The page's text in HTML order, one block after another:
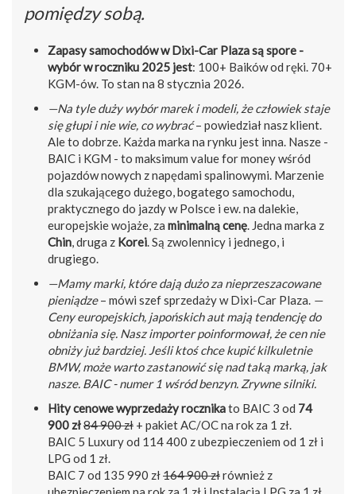
pomiędzy sobą.
Zapasy samochodów w Dixi-Car Plaza są spore -
wybór w roczniku 2025 jest: 100+ Baików od ręki. 70+
KGM-ów. To stan na 8 stycznia 2026.
—Na tyle duży wybór marek i modeli, że człowiek staje
się głupi i nie wie, co wybrać– powiedział nasz klient.
Ale to dobrze. Każda marka na rynku jest inna. Nasze -
BAIC i KGM - to maksimum value for money wśród
pojazdów nowych z napędami spalinowymi. Marzenie
dla szukającego dużego, bogatego samochodu,
praktycznego do jazdy w Polsce i ew. na dalekie,
europejskie wojaże, za minimalną cenę. Jedna marka z
Chin, druga z Korei. Są zwolennicy i jednego, i
drugiego.
—Mamy marki, które dają dużo za nieprzeszacowane
pieniądze– mówi szef sprzedaży w Dixi-Car Plaza. —
Ceny europejskich, japońskich aut mają tendencję do
obniżania się. Nasz importer poinformował, że cen nie
obniży już bardziej. Jeśli ktoś chce kupić kilkuletnie
BMW, może warto zastanowić się nad taką marką, jak
nasze. BAIC - numer 1 wśród benzyn. Zrywne silniki.
Hity cenowe wyprzedaży rocznikato BAIC 3 od 74
900 zł84 900 zł + pakiet AC/OC na rok za 1 zł.
BAIC 5 Luxury od 114 400 z ubezpieczeniem od 1 zł i
LPG od 1 zł.
BAIC 7 od 135 990 zł164 900 złrównież z